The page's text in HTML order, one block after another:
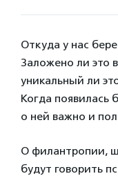
Откуда у нас
Заложено ли это
уникальный ли
Когда появилась
о ней важно и
О филантропии,
будут говорить